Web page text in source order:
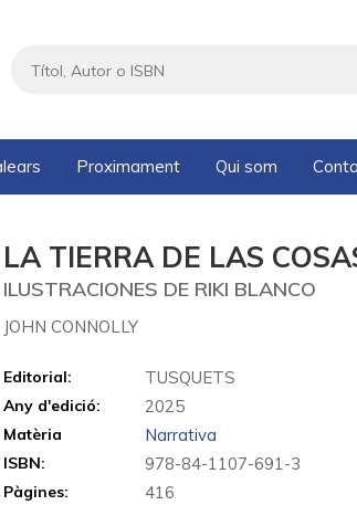
Proximament Qui som
LA TIERRA DE LAS
ILUSTRACIONES DE RIKI BLANCO
JOHN CONNOLLY
Editorial: TUSQUETS
Any d'edició: 2025
Matèria Narrativa
ISBN: 978-84-1107-691-3
Pàgines: 416